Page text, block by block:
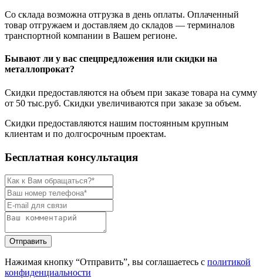
Со склада возможна отгрузка в день оплаты. Оплаченный
товар отгружаем и доставляем до складов — терминалов
транспортной компании в Вашем регионе.
Бывают ли у вас спецпредложения или скидки на
металлопрокат?
Скидки предоставляются на объем при заказе товара на сумму
от 50 тыс.руб. Скидки увеличиваются при заказе за объем.
Скидки предоставляются нашим постоянным крупным
клиентам и по долгосрочным проектам.
Бесплатная консультация
Нажимая кнопку “Отправить”, вы соглашаетесь с политикой
конфиденциальности